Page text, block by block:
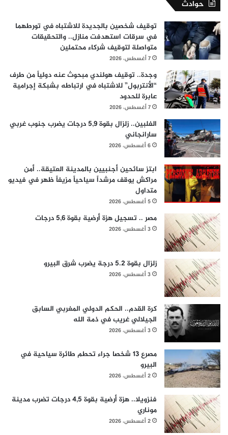
حوادث
توقيف شخصين بالجديدة للاشتباه في تورطهما
في سرقات استهدفت منازل.. والتحقيقات
متواصلة لتوقيف شركاء محتملين
7 أغسطس، 2026
وجدة.. توقيف هولندي مبحوث عنه دولياً من طرف
“الأنتربول” للاشتباه في ارتباطه بشبكة إجرامية
عابرة للحدود
7 أغسطس، 2026
الفلبين.. زلزال بقوة 5,9 درجات يضرب جنوب غربي
سارانجاني
6 أغسطس، 2026
ابتز سائحين أجنبيين بالمدينة العتيقة.. أمن
مراكش يوقف مرشداً سياحياً مزيفاً ظهر في فيديو
متداول
5 أغسطس، 2026
مصر .. تسجيل هزة أرضية بقوة 5,6 درجات
3 أغسطس، 2026
زلزال بقوة 5.2 درجة يضرب شرق البيرو
3 أغسطس، 2026
كرة القدم.. الحكم الدولي المغربي السابق
الجيلالي غريب في ذمة الله
3 أغسطس، 2026
مصرع 13 شخصا جراء تحطم طائرة سياحية في
البيرو
2 أغسطس، 2026
فنزويلا.. هزة أرضية بقوة 4,5 درجات تضرب مدينة
موناري
2 أغسطس، 2026